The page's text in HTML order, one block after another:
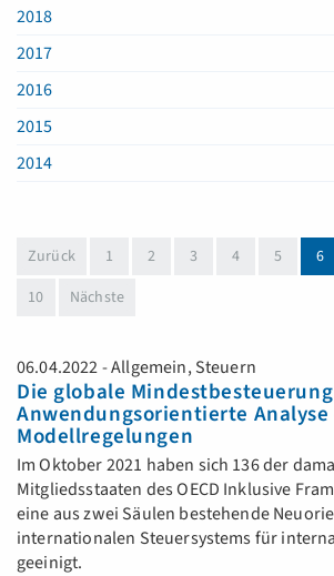
2018
2017
2016
2015
2014
Zurück 1 2 3 4 5 6
10
Nächste
06.04.2022 - Allgemein, Steuern
Die globale
Anwendungsorientierte Analyse
Modellregelungen
Im Oktober 2021 haben sich 136 der
Mitgliedsstaaten des OECD Inklusive
eine aus zwei Säulen bestehende
internationalen Steuersystems für
geeinigt.